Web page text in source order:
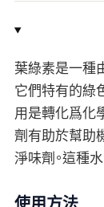
葉綠素是一種
它們特有的綠
用是轉化爲化
劑有助於幫助
淨味劑。這種